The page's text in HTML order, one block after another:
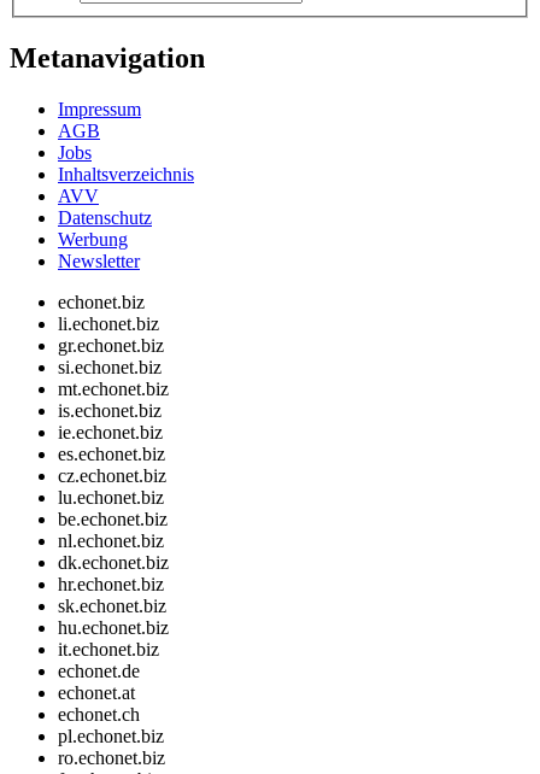
Metanavigation
Impressum
AGB
Jobs
Inhaltsverzeichnis
AVV
Datenschutz
Werbung
Newsletter
echonet.biz
li.echonet.biz
gr.echonet.biz
si.echonet.biz
mt.echonet.biz
is.echonet.biz
ie.echonet.biz
es.echonet.biz
cz.echonet.biz
lu.echonet.biz
be.echonet.biz
nl.echonet.biz
dk.echonet.biz
hr.echonet.biz
sk.echonet.biz
hu.echonet.biz
it.echonet.biz
echonet.de
echonet.at
echonet.ch
pl.echonet.biz
ro.echonet.biz